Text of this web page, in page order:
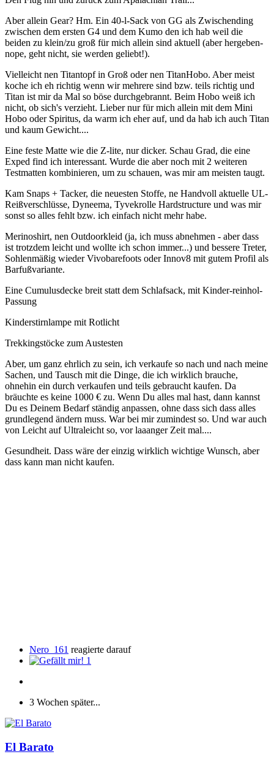
Aber allein Gear? Hm. Ein 40-l-Sack von GG als Zwischending
zwischen dem ersten G4 und dem Kumo den ich hab weil die
beiden zu klein/zu groß für mich allein sind aktuell (aber hergeben-
nope, geht nicht, sie werden geliebt!).
Vielleicht nen Titantopf in Groß oder nen TitanHobo. Aber meist
koche ich eh richtig wenn wir mehrere sind bzw. teils richtig und
Titan ist mir da Mal so böse durchgebrannt. Beim Hobo weiß ich
nicht, ob sich's verzieht. Lieber nur für mich allein mit dem Mini
Hobo oder Spiritus, da warm ich eher auf, und da hab ich auch Titan
und kaum Gewicht....
Eine feste Matte wie die Z-lite, nur dicker. Schau Grad, die eine
Exped find ich interessant. Wurde die aber noch mit 2 weiteren
Testmatten kombinieren, um zu schauen, was mir am meisten taugt.
Kam Snaps + Tacker, die neuesten Stoffe, ne Handvoll aktuelle UL-
Reißverschlüsse, Dyneema, Tyvekrolle Hardstructure und was mir
sonst so alles fehlt bzw. ich einfach nicht mehr habe.
Merinoshirt, nen Outdoorkleid (ja, ich muss abnehmen - aber dass
ist trotzdem leicht und wollte ich schon immer...) und bessere Treter,
Sohlenmäßig wieder Vivobarefoots oder Innov8 mit gutem Profil als
Barfußvariante.
Eine Cumulusdecke breit statt dem Schlafsack, mit Kinder-reinhol-
Passung
Kinderstirnlampe mit Rotlicht
Trekkingstöcke zum Austesten
Aber, um ganz ehrlich zu sein, ich verkaufe so nach und nach meine
Sachen, und Tausch mit die Dinge, die ich wirklich brauche,
ohnehin ein durch verkaufen und teils gebraucht kaufen. Da
bräuchte es keine 1000 € zu. Wenn Du alles mal hast, dann kannst
Du es Deinem Bedarf ständig anpassen, ohne dass sich dass alles
grundlegend ändern muss. War bei mir zumindest so. Und war auch
von Leicht auf Ultraleicht so, vor laaanger Zeit mal....
Gesundheit. Dass wäre der einzig wirklich wichtige Wunsch, aber
dass kann man nicht kaufen.
Nero_161 reagierte darauf
1
3 Wochen später...
El Barato